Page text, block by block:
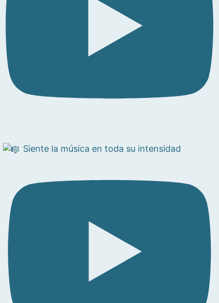
Siente la música en toda su intensidad